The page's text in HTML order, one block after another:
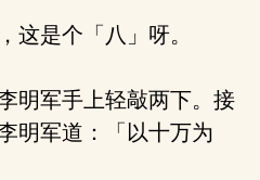
是个「八」呀。
明军手上轻敲两下。接
明军道：「以十万为